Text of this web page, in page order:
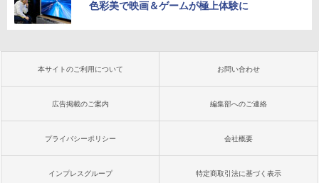
色彩美で映画＆ゲームが極上体験に
本サイトのご利用について お問い合わせ
広告掲載のご案内 編集部へのご連絡
プライバシーポリシー 会社概要
インプレスグループ 特定商取引法に基づく表示